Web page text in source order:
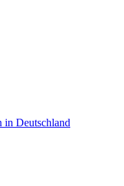
in Deutschland